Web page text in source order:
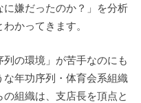
嫌だったのか？」を分析
かってきます。
の環境」が苦手なのにも
年功序列・体育会系組織
組織は、支店長を頂点と